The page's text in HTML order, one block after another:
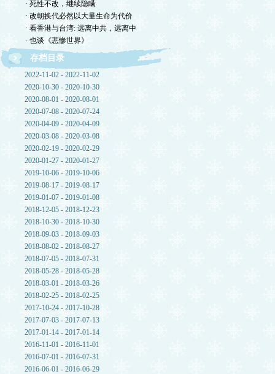
· 死性不改，继续隐瞒
· 改朝换代必然以大量生命为代价
· 看香港与台湾: 远离中共，远离中
· 也谈《悲惨世界》
存档目录
2022-11-02 - 2022-11-02
2020-10-30 - 2020-10-30
2020-08-01 - 2020-08-01
2020-07-08 - 2020-07-24
2020-04-09 - 2020-04-09
2020-03-08 - 2020-03-08
2020-02-19 - 2020-02-29
2020-01-27 - 2020-01-27
2019-10-06 - 2019-10-06
2019-08-17 - 2019-08-17
2019-01-07 - 2019-01-08
2018-12-05 - 2018-12-23
2018-10-30 - 2018-10-30
2018-09-03 - 2018-09-03
2018-08-02 - 2018-08-27
2018-07-05 - 2018-07-31
2018-05-28 - 2018-05-28
2018-03-01 - 2018-03-26
2018-02-25 - 2018-02-25
2017-10-24 - 2017-10-28
2017-07-03 - 2017-07-13
2017-01-14 - 2017-01-14
2016-11-01 - 2016-11-01
2016-07-01 - 2016-07-31
2016-06-01 - 2016-06-29